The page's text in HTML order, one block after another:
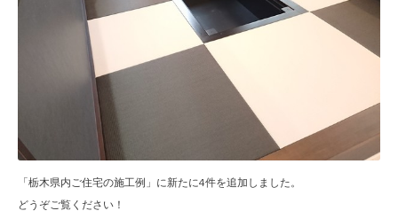
「栃木県内ご住宅の施工例」に新たに4件を追加しました。
どうぞご覧ください！